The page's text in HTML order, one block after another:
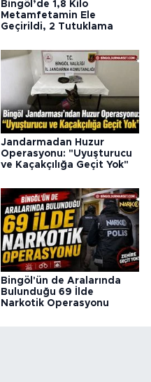
Bingöl’de 1,8 Kilo
Metamfetamin Ele
Geçirildi, 2 Tutuklama
Jandarmadan Huzur
Operasyonu: "Uyuşturucu
ve Kaçakçılığa Geçit Yok"
Bingöl'ün de Aralarında
Bulunduğu 69 İlde
Narkotik Operasyonu